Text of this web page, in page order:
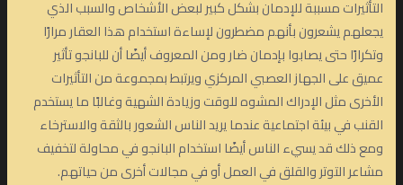
التأثيرات مسببة للإدمان بشكل كبير لبعض الأشخاص والسبب الذي
يجعلهم يشعرون بأنهم مضطرون لإساءة استخدام هذا العقار مرارًا
وتكرارًا حتى يصابوا بإدمان ضار ومن المعروف أيضًا أن للبانجو تأثير
عميق على الجهاز العصبي المركزي ويرتبط بمجموعة من التأثيرات
الأخرى مثل الإدراك المشوه للوقت وزيادة الشهية وغالبًا ما يستخدم
القنب في بيئة اجتماعية عندما يريد الناس الشعور بالثقة والاسترخاء
ومع ذلك قد يسيء الناس أيضًا استخدام البانجو في محاولة لتخفيف
مشاعر التوتر والقلق في العمل أو في مجالات أخرى من حياتهم.